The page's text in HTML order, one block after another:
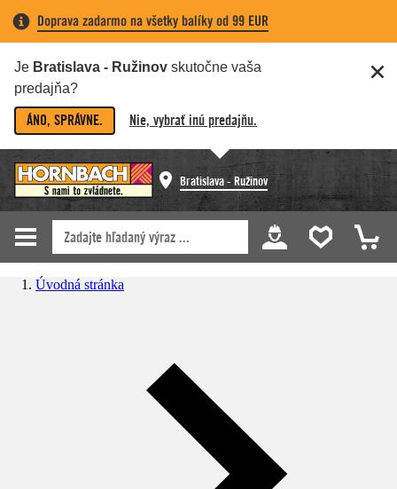
Doprava zadarmo na všetky balíky od 99 EUR
Je Bratislava - Ružinov skutočne vaša
predajňa?
ÁNO, SPRÁVNE. Nie, vybrať inú predajňu.
Bratislava - Ružinov
Úvodná stránka